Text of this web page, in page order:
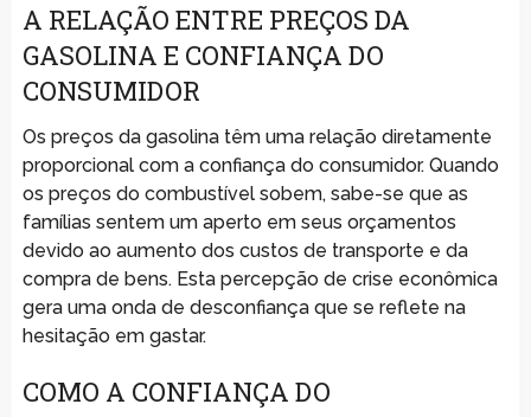
A RELAÇÃO ENTRE PREÇOS DA
GASOLINA E CONFIANÇA DO
CONSUMIDOR
Os preços da gasolina têm uma relação diretamente
proporcional com a confiança do consumidor. Quando
os preços do combustível sobem, sabe-se que as
famílias sentem um aperto em seus orçamentos
devido ao aumento dos custos de transporte e da
compra de bens. Esta percepção de crise econômica
gera uma onda de desconfiança que se reflete na
hesitação em gastar.
COMO A CONFIANÇA DO